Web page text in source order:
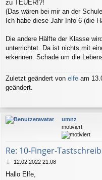
zu TEUER!?!
(Das wären bei mir an der
Ich habe diese Jahr Info 6 (die
Die andere Hälfte der Klasse
unterrichtet. Da ist nichts mit
erkennen. Schade um die
Zuletzt geändert von elfe am
geändert.
umnz
motiviert
Re: 10-Finger-
B
i
12.02.2022 21:08
Hallo Elfe,